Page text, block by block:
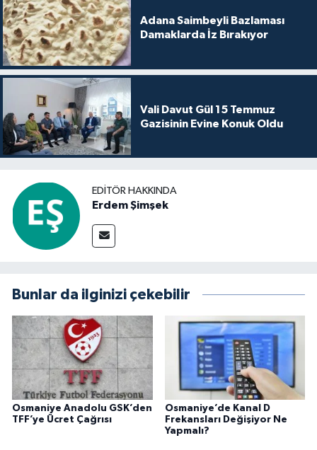
Adana Saimbeyli Bazlaması
Damaklarda İz Bırakıyor
Vali Davut Gül 15 Temmuz
Gazisinin Evine Konuk Oldu
EDITÖR HAKKINDA
Erdem Şimşek
Bunlar da ilginizi çekebilir
Osmaniye Anadolu GSK’den
TFF’ye Ücret Çağrısı
Osmaniye’de Kanal D
Frekansları Değişiyor Ne
Yapmalı?